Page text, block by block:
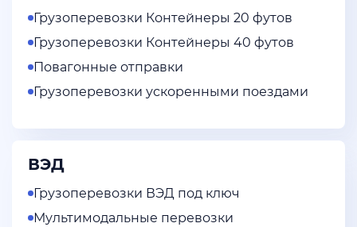
Грузоперевозки Контейнеры 20 футов
Грузоперевозки Контейнеры 40 футов
Повагонные отправки
Грузоперевозки ускоренными поездами
ВЭД
Грузоперевозки ВЭД под ключ
Мультимодальные перевозки